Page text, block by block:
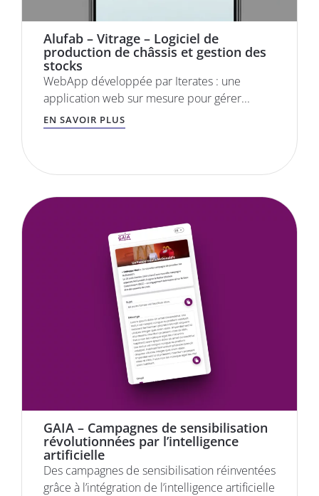
Alufab – Vitrage – Logiciel de
production de châssis et gestion des
stocks
WebApp développée par Iterates : une
application web sur mesure pour gérer...
EN SAVOIR PLUS
GAIA – Campagnes de sensibilisation
révolutionnées par l’intelligence
artificielle
Des campagnes de sensibilisation réinventées
grâce à l’intégration de l’intelligence artificielle